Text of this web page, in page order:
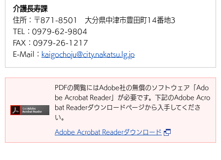
介護長寿課
住所： 〒871-8501 大分県中津市豊田町14番地3
TEL： 0979-62-9804
FAX： 0979-26-1217
E-Mail： kaigochoju@city.nakatsu.lg.jp
PDFの閲覧にはAdobe社の無償のソフトウェア「Ado
be Acrobat Reader」が必要です。下記のAdobe Acro
bat Readerダウンロードページから入手してくださ
い。
Adobe Acrobat Readerダウンロード